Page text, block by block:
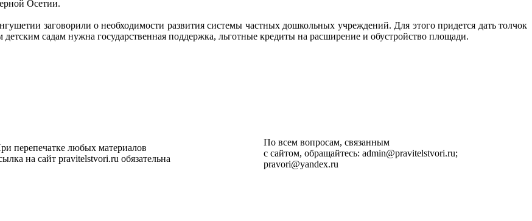
Осетии.
заговорили о необходимости развития системы частных дошкольных учреждений. Для этого придется дать толчок
садам нужна государственная поддержка, льготные кредиты на расширение и обустройство площади.
перепечатке любых материалов
на сайт pravitelstvori.ru обязательна
По всем вопросам, связанным
с сайтом, обращайтесь: admin@pravitelstvori.ru;
pravori@yandex.ru